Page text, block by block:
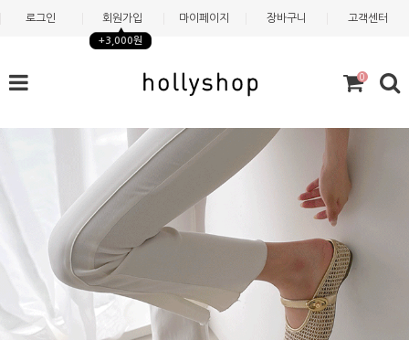
로그인 회원가입
+3,000원
마이페이지 장바구니 고객센터
0